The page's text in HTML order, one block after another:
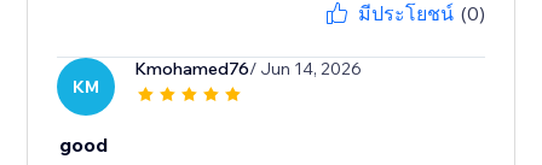
มีประโยชน์ (0)
KM
Kmohamed76/ Jun 14, 2026
good